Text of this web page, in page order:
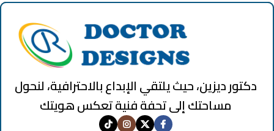
دكتور ديزين، حيث يلتقي الإبداع بالاحترافية، لنحول
مساحتك إلى تحفة فنية تعكس هويتك